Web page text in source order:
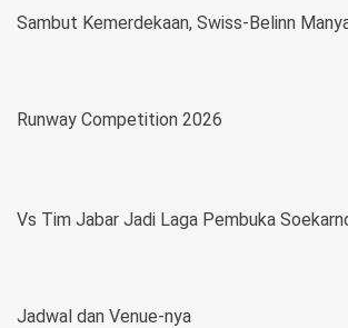
Sambut Kemerdekaan, Swiss-Belinn
Runway Competition 2026
Vs Tim Jabar Jadi Laga Pembuka
Jadwal dan Venue-nya